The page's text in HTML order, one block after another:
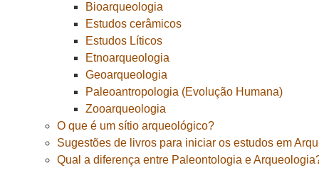
Bioarqueologia
Estudos cerâmicos
Estudos Líticos
Etnoarqueologia
Geoarqueologia
Paleoantropologia (Evolução Humana)
Zooarqueologia
O que é um sítio arqueológico?
Sugestões de livros para iniciar os estudos em
Qual a diferença entre Paleontologia e